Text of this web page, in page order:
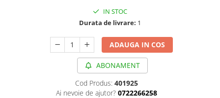
Orez, Faina si Premixuri
Pudre si prafuri
IN STOC
Durata de livrare: 1
ADAUGA IN COS
ABONAMENT
Cod Produs: 401925
Ai nevoie de ajutor? 0722266258